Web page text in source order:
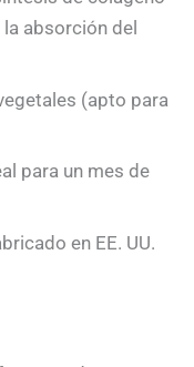
absorción del
(apto para
para un mes de
en EE. UU.